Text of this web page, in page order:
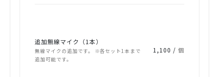
追加無線マイク（1本）
無線マイクの追加です。 ※各セット1本まで
追加可能です。
1,100 /個